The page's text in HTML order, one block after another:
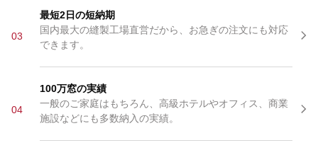
03
最短2日の短納期
国内最大の縫製工場直営だから、お急ぎの注文にも対応
できます。
04
100万窓の実績
一般のご家庭はもちろん、高級ホテルやオフィス、商業
施設などにも多数納入の実績。